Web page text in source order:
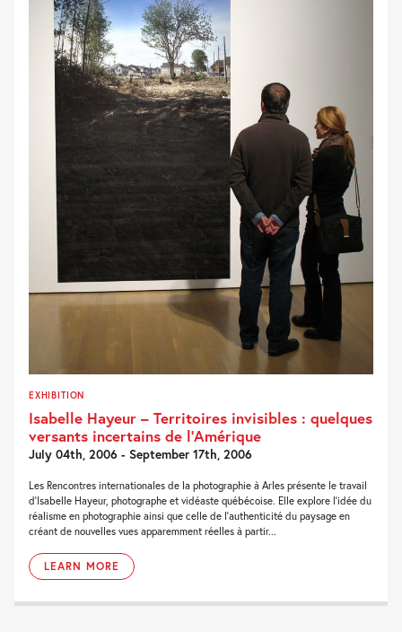
EXHIBITION
Isabelle Hayeur – Territoires invisibles : quelques
versants incertains de l’Amérique
July 04th, 2006 - September 17th, 2006
Les Rencontres internationales de la photographie à Arles présente le travail
d’Isabelle Hayeur, photographe et vidéaste québécoise. Elle explore l’idée du
réalisme en photographie ainsi que celle de l’authenticité du paysage en
créant de nouvelles vues apparemment réelles à partir...
LEARN MORE